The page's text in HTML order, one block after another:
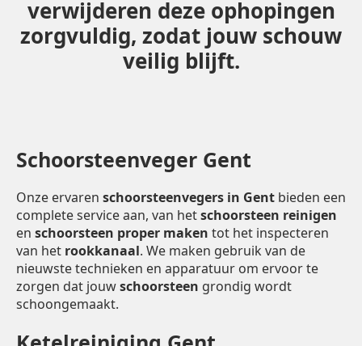
verwijderen deze ophopingen
zorgvuldig, zodat jouw schouw
veilig blijft.
Schoorsteenveger Gent
Onze ervaren schoorsteenvegers in Gent bieden een
complete service aan, van hetschoorsteen reinigen
en schoorsteen proper maken tot het inspecteren
van het rookkanaal. We maken gebruik van de
nieuwste technieken en apparatuur om ervoor te
zorgen dat jouwschoorsteen grondig wordt
schoongemaakt.